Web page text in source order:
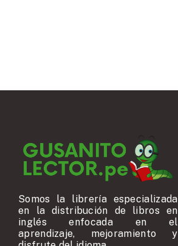
Somos la librería especializada
en la distribución de libros en
inglés enfocada en el
aprendizaje, mejoramiento y